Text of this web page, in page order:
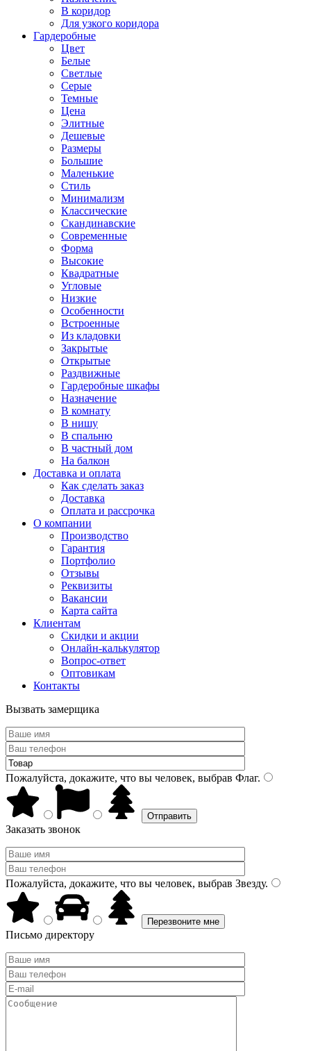
В коридор
Для узкого коридора
Гардеробные
Цвет
Белые
Светлые
Серые
Темные
Цена
Элитные
Дешевые
Размеры
Большие
Маленькие
Стиль
Минимализм
Классические
Скандинавские
Современные
Форма
Высокие
Квадратные
Угловые
Низкие
Особенности
Встроенные
Из кладовки
Закрытые
Открытые
Раздвижные
Гардеробные шкафы
Назначение
В комнату
В нишу
В спальню
В частный дом
На балкон
Доставка и оплата
Как сделать заказ
Доставка
Оплата и рассрочка
О компании
Производство
Гарантия
Портфолио
Отзывы
Реквизиты
Вакансии
Карта сайта
Клиентам
Скидки и акции
Онлайн-калькулятор
Вопрос-ответ
Оптовикам
Контакты
Вызвать замерщика
Пожалуйста, докажите, что вы человек, выбрав Флаг.
Заказать звонок
Пожалуйста, докажите, что вы человек, выбрав Звезду.
Письмо директору